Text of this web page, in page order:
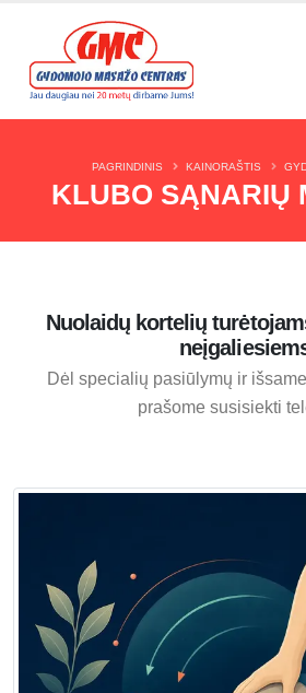
Jūsų krepšelis tuščias.
KLUBO SĄNARIŲ
PAGRINDINIS KAINORAŠTIS
Nuolaidų kortelių
Dėl specialių pasiūlymų ir
prašome susisiekti